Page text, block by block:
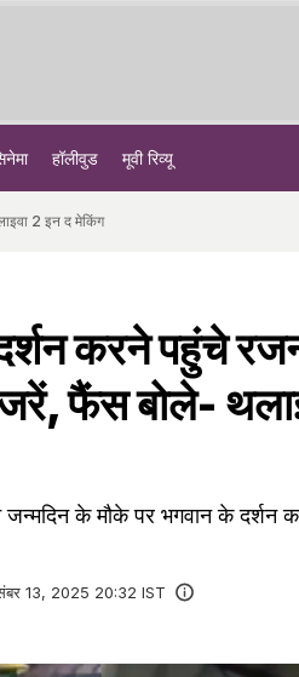
हॉलीवुड मूवी रिव्यू
2 इन द मेकिंग
करने पहुंचे
फैंस बोले-
जन्मदिन के मौके पर भगवान के
13, 2025 20:32 IST